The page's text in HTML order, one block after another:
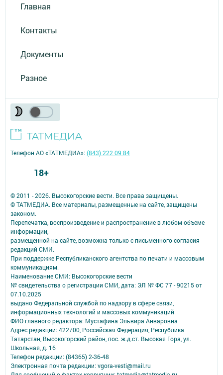
Главная
Контакты
Документы
Разное
© 2011 - 2026. Высокогорские вести. Все права защищены.
© ТАТМЕДИА. Все материалы, размещенные на сайте, защищены
законом.
Перепечатка, воспроизведение и распространение в любом объеме
информации,
размещенной на сайте, возможна только с письменного согласия
редакций СМИ.
При поддержке Республиканского агентства по печати и массовым
коммуникациям.
Наименование СМИ: Высокогорские вести
№ свидетельства о регистрации СМИ, дата: ЭЛ № ФС 77 - 90215 от
07.10.2025
выдано Федеральной службой по надзору в сфере связи,
информационных технологий и массовых коммуникаций
ФИО главного редактора: Мустафина Эльвира Анваровна
Адрес редакции: 422700, Российская Федерация, Республика
Татарстан, Высокогорский район, пос. ж.д.ст. Высокая Гора, ул.
Школьная, д. 16
Телефон редакции: (84365) 2-36-48
Электронная почта редакции: vgora-vesti@mail.ru
Телефон АО «ТАТМЕДИА»:(843) 222 09 84
18+